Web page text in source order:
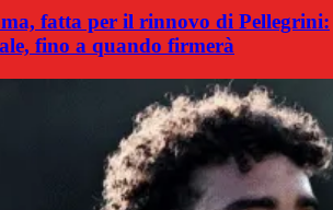
fatta per il rinnovo di Pellegrini:
fino a quando firmerà